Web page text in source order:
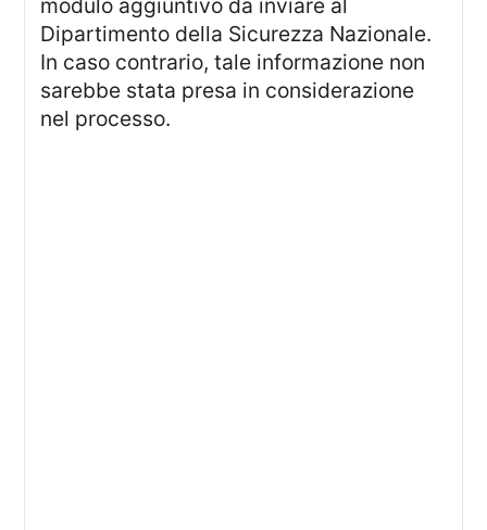
modulo aggiuntivo da inviare al
Dipartimento della Sicurezza Nazionale.
In caso contrario, tale informazione non
sarebbe stata presa in considerazione
nel processo.